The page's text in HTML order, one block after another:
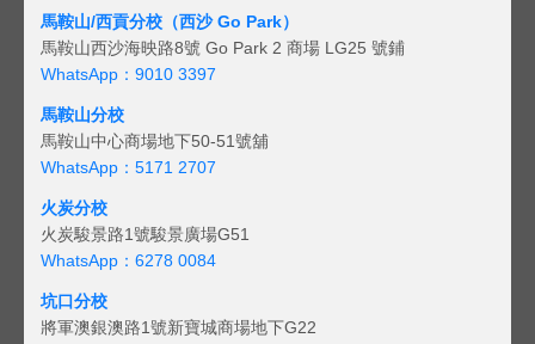
馬鞍山/西貢分校（西沙 Go Park）
馬鞍山西沙海映路8號 Go Park 2 商場 LG25 號鋪
WhatsApp：9010 3397
馬鞍山分校
馬鞍山中心商場地下50-51號舖
WhatsApp：5171 2707
火炭分校
火炭駿景路1號駿景廣場G51
WhatsApp：6278 0084
坑口分校
將軍澳銀澳路1號新寶城商場地下G22